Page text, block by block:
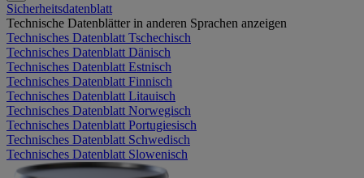
Sicherheitsdatenblatt
Technische Datenblätter in anderen Sprachen anzeigen
Technisches Datenblatt Tschechisch
Technisches Datenblatt Dänisch
Technisches Datenblatt Estnisch
Technisches Datenblatt Finnisch
Technisches Datenblatt Litauisch
Technisches Datenblatt Norwegisch
Technisches Datenblatt Portugiesisch
Technisches Datenblatt Schwedisch
Technisches Datenblatt Slowenisch